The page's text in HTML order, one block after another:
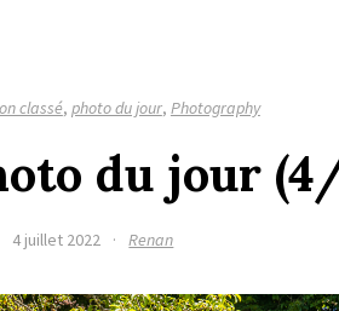
classé, photo du jour, Photography
du jour
4 juillet 2022 · Renan